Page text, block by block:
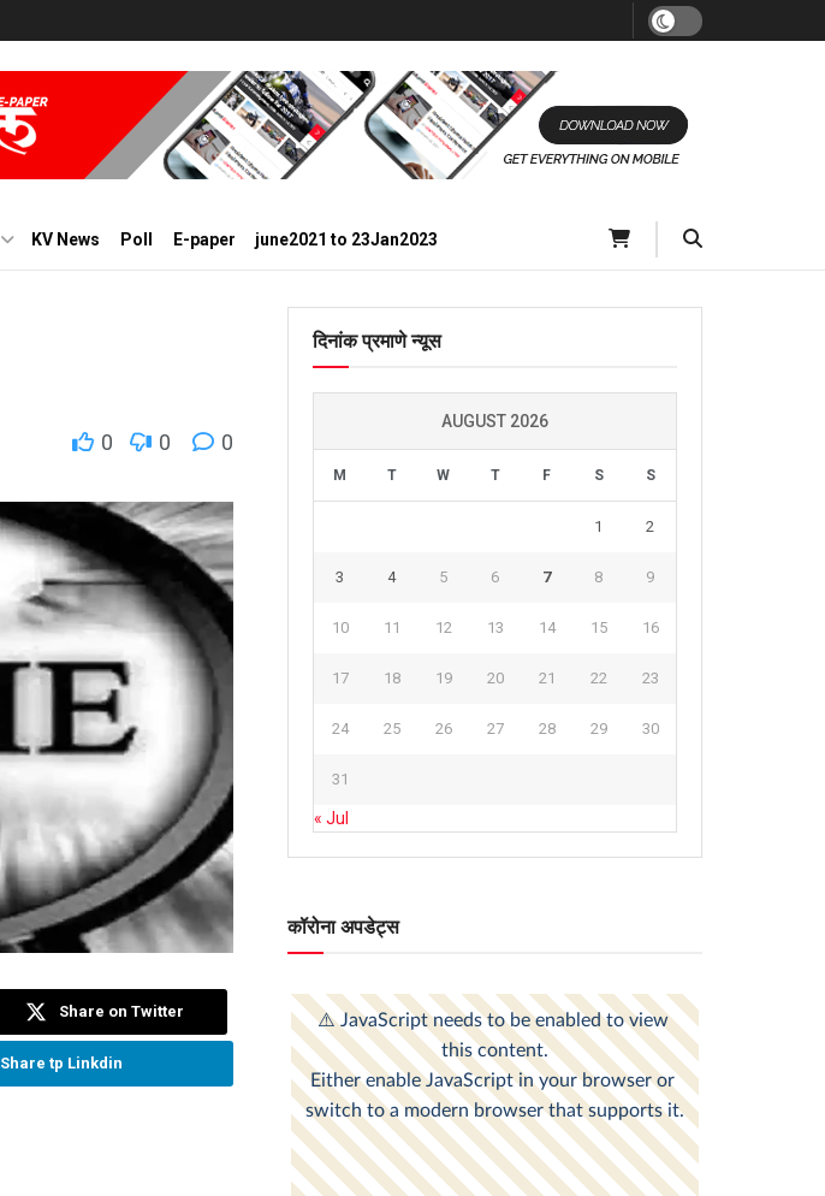
KV News Poll E-paper june2021 to 23Jan2023
0 0 0
Share on Twitter
Share tp Linkdin
दिनांक प्रमाणे न्यूस
AUGUST 2026
M T W T F S S
1 2
3 4 5 6 7 8 9
10 11 12 13 14 15 16
17 18 19 20 21 22 23
24 25 26 27 28 29 30
31
« Jul
कॉरोना अपडेट्स